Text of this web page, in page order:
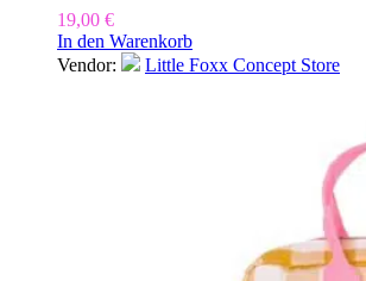
19,00 €
In den Warenkorb
Vendor:
Little Foxx Concept Store